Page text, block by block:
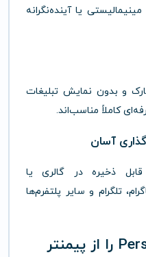
مینیمالیستی یاآینده‌نگرانه
و بدون نمایش تبلیغات
کاملاً مناسب‌اند.
آسان
قابل ذخیرهدر گالری یا
تلگرام و سایر پلتفرم‌ها
را از پیمنتر